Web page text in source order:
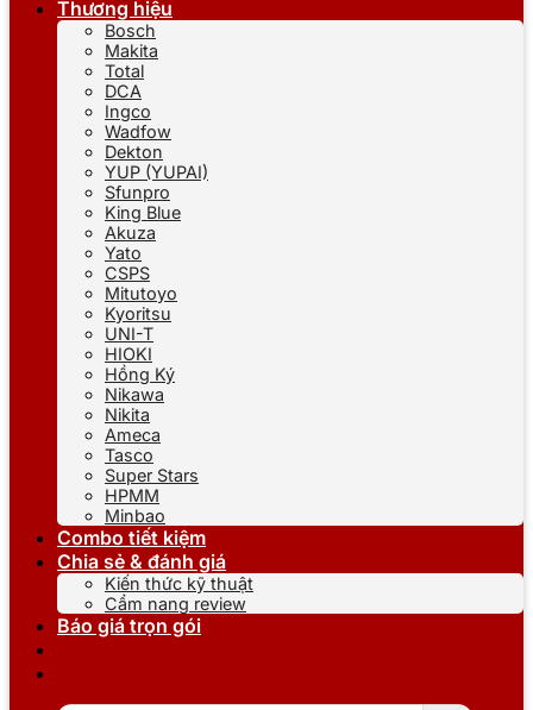
Thương hiệu
Bosch
Makita
Total
DCA
Ingco
Wadfow
Dekton
YUP (YUPAI)
Sfunpro
King Blue
Akuza
Yato
CSPS
Mitutoyo
Kyoritsu
UNI-T
HIOKI
Hồng Ký
Nikawa
Nikita
Ameca
Tasco
Super Stars
HPMM
Minbao
Combo tiết kiệm
Chia sẻ & đánh giá
Kiến thức kỹ thuật
Cẩm nang review
Báo giá trọn gói